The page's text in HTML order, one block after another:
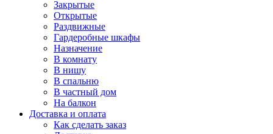
Закрытые
Открытые
Раздвижные
Гардеробные шкафы
Назначение
В комнату
В нишу
В спальню
В частный дом
На балкон
Доставка и оплата
Как сделать заказ